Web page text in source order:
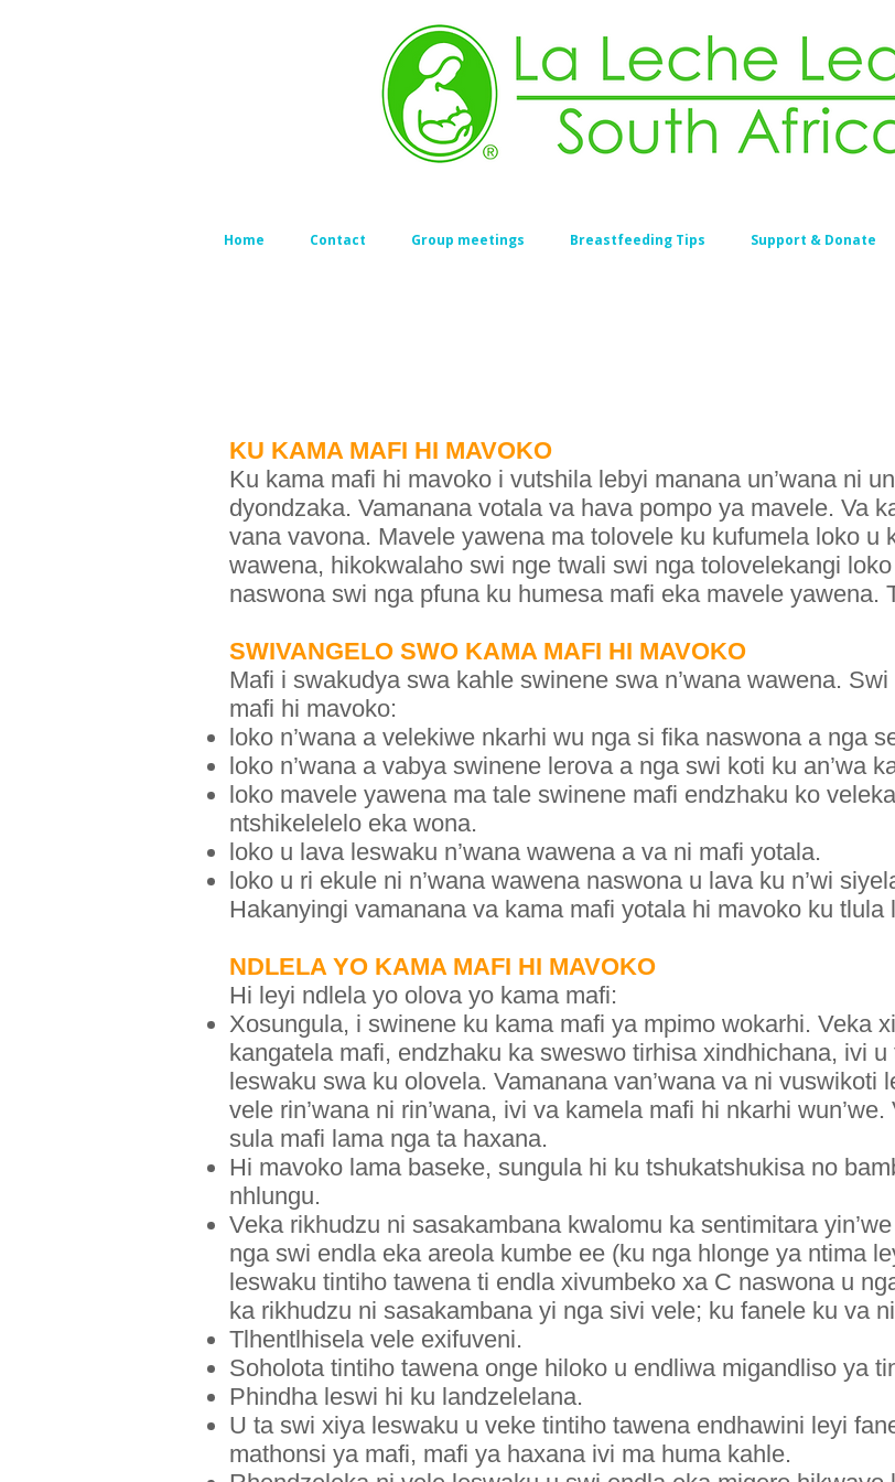
Home Contact Group meetings Breastfeeding Tips Support & Donate
KU KAMA MAFI HI MAVOKO
Ku kama mafi hi mavoko i vutshila lebyi manana un’wana ni
dyondzaka. Vamanana votala va hava pompo ya mavele. Va
vana vavona. Mavele yawena ma tolovele ku kufumela loko u
wawena, hikokwalaho swi nge twali swi nga tolovelekangi
naswona swi nga pfuna ku humesa mafi eka mavele yawena.
SWIVANGELO SWO KAMA MAFI HI MAVOKO
Mafi i swakudya swa kahle swinene swa n’wana wawena.
mafi hi mavoko:
loko n’wana a velekiwe nkarhi wu nga si fika naswona a nga
loko n’wana a vabya swinene lerova a nga swi koti ku an’wa
loko mavele yawena ma tale swinene mafi endzhaku ko
ntshikelelelo eka wona.
loko u lava leswaku n’wana wawena a va ni mafi yotala.
loko u ri ekule ni n’wana wawena naswona u lava ku n’wi
Hakanyingi vamanana va kama mafi yotala hi mavoko ku tlula
NDLELA YO KAMA MAFI HI MAVOKO
Hi leyi ndlela yo olova yo kama mafi:
Xosungula, i swinene ku kama mafi ya mpimo wokarhi. Veka
kangatela mafi, endzhaku ka sweswo tirhisa xindhichana, ivi
leswaku swa ku olovela. Vamanana van’wana va ni vuswikoti
vele rin’wana ni rin’wana, ivi va kamela mafi hi nkarhi
sula mafi lama nga ta haxana.
Hi mavoko lama baseke, sungula hi ku tshukatshukisa no
nhlungu.
Veka rikhudzu ni sasakambana kwalomu ka sentimitara
nga swi endla eka areola kumbe ee (ku nga hlonge ya ntima
leswaku tintiho tawena ti endla xivumbeko xa C naswona u
ka rikhudzu ni sasakambana yi nga sivi vele; ku fanele ku va
Tlhentlhisela vele exifuveni.
Soholota tintiho tawena onge hiloko u endliwa migandliso ya
Phindha leswi hi ku landzelelana.
U ta swi xiya leswaku u veke tintiho tawena endhawini leyi
mathonsi ya mafi, mafi ya haxana ivi ma huma kahle.